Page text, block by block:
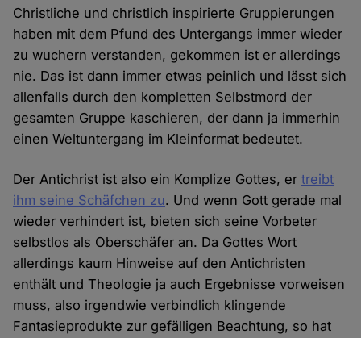
Christliche und christlich inspirierte Gruppierungen
haben mit dem Pfund des Untergangs immer wieder
zu wuchern verstanden, gekommen ist er allerdings
nie. Das ist dann immer etwas peinlich und lässt sich
allenfalls durch den kompletten Selbstmord der
gesamten Gruppe kaschieren, der dann ja immerhin
einen Weltuntergang im Kleinformat bedeutet.
Der Antichrist ist also ein Komplize Gottes, ertreibt
ihm seine Schäfchen zu. Und wenn Gott gerade mal
wieder verhindert ist, bieten sich seine Vorbeter
selbstlos als Oberschäfer an. Da Gottes Wort
allerdings kaum Hinweise auf den Antichristen
enthält und Theologie ja auch Ergebnisse vorweisen
muss, also irgendwie verbindlich klingende
Fantasieprodukte zur gefälligen Beachtung, so hat